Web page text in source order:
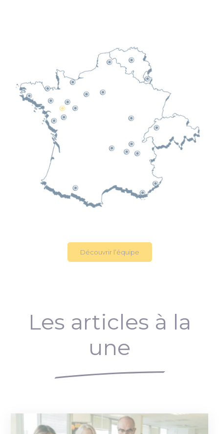
Découvrir l’équipe
Les articles à la
une